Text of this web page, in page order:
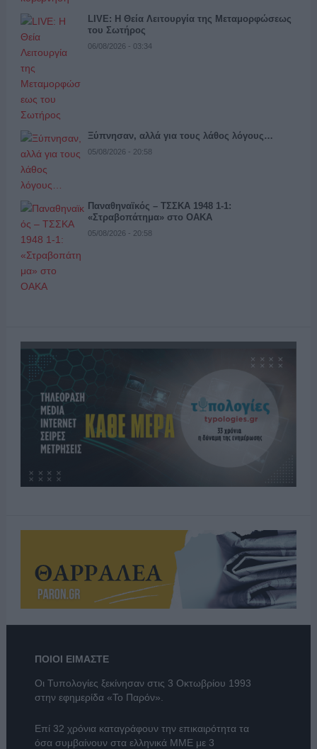
LIVE: Η Θεία Λειτουργία της Μεταμορφώσεως
του Σωτήρος
06/08/2026 - 03:34
Ξύπνησαν, αλλά για τους λάθος λόγους…
05/08/2026 - 20:58
Παναθηναϊκός – ΤΣΣΚΑ 1948 1-1:
«Στραβοπάτημα» στο ΟΑΚΑ
05/08/2026 - 20:58
ΠΟΙΟΙ ΕΙΜΑΣΤΕ
Οι Τυπολογίες ξεκίνησαν στις 3 Οκτωβρίου 1993
στην εφημερίδα «Το Παρόν».
Επί 32 χρόνια καταγράφουν την επικαιρότητα τα
όσα συμβαίνουν στα ελληνικά ΜΜΕ με 3